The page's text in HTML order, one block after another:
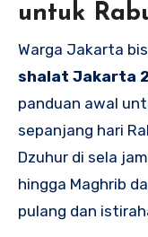
untuk
Warga Jakarta
shalat Jakarta
panduan awal
sepanjang hari
Dzuhur di sela
hingga Maghrib
pulang dan